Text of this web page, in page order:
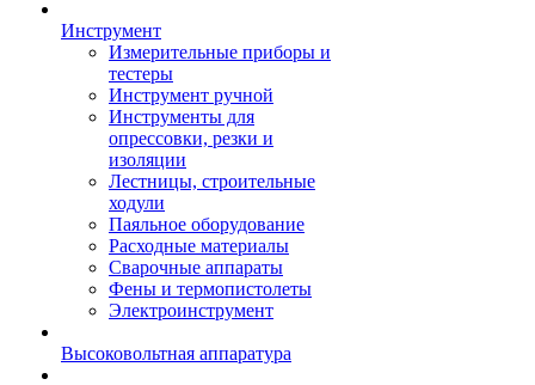
Инструмент
Измерительные приборы и
тестеры
Инструмент ручной
Инструменты для
опрессовки, резки и
изоляции
Лестницы, строительные
ходули
Паяльное оборудование
Расходные материалы
Сварочные аппараты
Фены и термопистолеты
Электроинструмент
Высоковольтная аппаратура